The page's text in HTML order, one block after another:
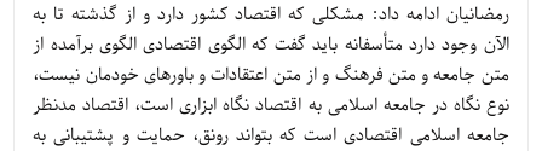
رمضانیان ادامه داد: مشکلی که اقتصاد کشور دارد و از گذشته تا به
الآن وجود دارد متأسفانه باید گفت که الگوی اقتصادی الگوی برآمده از
متن جامعه و متن فرهنگ و از متن اعتقادات و باورهای خودمان نیست،
نوع نگاه در جامعه اسلامی به اقتصاد نگاه ابزاری است، اقتصاد مدنظر
جامعه اسلامی اقتصادی است که بتواند رونق، حمایت و پشتیبانی به